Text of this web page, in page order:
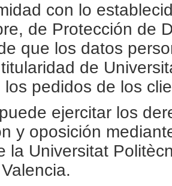
con lo
de Protección de
que los datos
de
los pedidos de los
ejercitar los
y oposición
la Universitat